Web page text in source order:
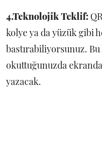
4.Teknolojik Teklif:
kolye ya da yüzük gibi
bastırabiliyorsunuz.
okuttuğunuzda
yazacak.